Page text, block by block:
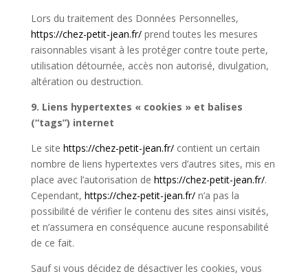
Lors du traitement des Données Personnelles,
https://chez-petit-jean.fr/prend toutes les mesures
raisonnables visant à les protéger contre toute perte,
utilisation détournée, accès non autorisé, divulgation,
altération ou destruction.
9. Liens hypertextes « cookies » et balises
(“tags”) internet
Le site https://chez-petit-jean.fr/ contient un certain
nombre de liens hypertextes vers d’autres sites, mis en
place avec l’autorisation de https://chez-petit-jean.fr/.
Cependant, https://chez-petit-jean.fr/ n’a pas la
possibilité de vérifier le contenu des sites ainsi visités,
et n’assumera en conséquence aucune responsabilité
de ce fait.
Sauf si vous décidez de désactiver les cookies, vous